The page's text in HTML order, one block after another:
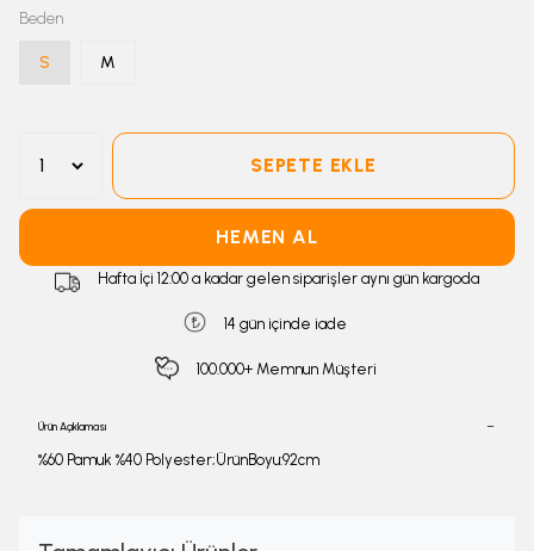
Beden
S M
SEPETE EKLE
HEMEN AL
Hafta İçi 12:00 a kadar gelen siparişler aynı gün kargoda
14 gün içinde iade
100.000+ Memnun Müşteri
Ürün Açıklaması
%60 Pamuk %40 Polyester;ÜrünBoyu:92cm